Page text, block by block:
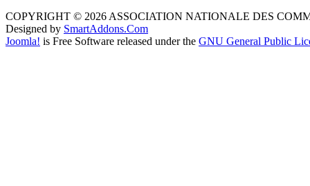
COPYRIGHT © 2026 ASSOCIATION NATIONALE DES
Designed by SmartAddons.Com
Joomla! is Free Software released under the GNU General Public